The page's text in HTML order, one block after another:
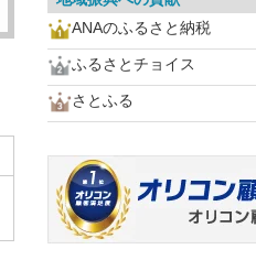
ANAのふるさと納税
ふるさとチョイス
さとふる